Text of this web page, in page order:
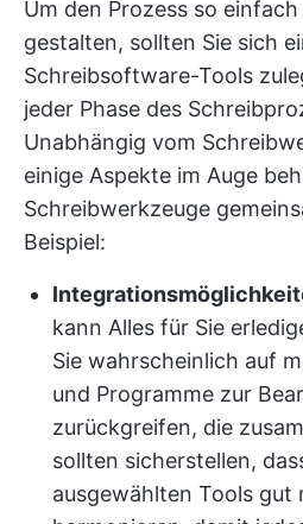
Um den Prozess so
gestalten, sollten Sie sich
Schreibsoftware-Tools
jeder Phase des
Unabhängig vom
einige Aspekte im Auge
Schreibwerkzeuge
Beispiel:
kann Alles für Sie
Sie wahrscheinlich auf
und Programme zur
zurückgreifen, die
sollten sicherstellen,
ausgewählten Tools gut